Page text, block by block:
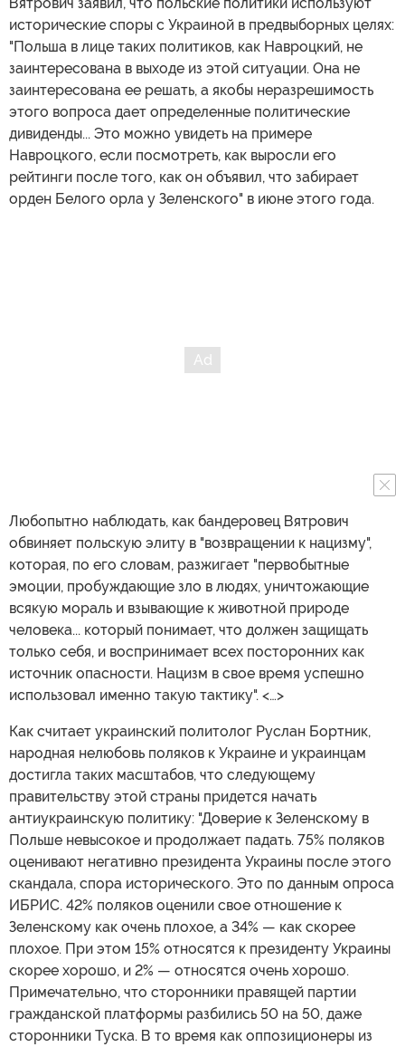
исторические споры с Украиной в предвыборных целях:
"Польша в лице таких политиков, как Навроцкий, не
заинтересована в выходе из этой ситуации. Она не
заинтересована ее решать, а якобы неразрешимость
этого вопроса дает определенные политические
дивиденды... Это можно увидеть на примере
Навроцкого, если посмотреть, как выросли его
рейтинги после того, как он объявил, что забирает
орден Белого орла у Зеленского" в июне этого года.
Любопытно наблюдать, как бандеровец Вятрович
обвиняет польскую элиту в "возвращении к нацизму",
которая, по его словам, разжигает "первобытные
эмоции, пробуждающие зло в людях, уничтожающие
всякую мораль и взывающие к животной природе
человека... который понимает, что должен защищать
только себя, и воспринимает всех посторонних как
источник опасности. Нацизм в свое время успешно
использовал именно такую тактику". <…>
Как считает украинский политолог Руслан Бортник,
народная нелюбовь поляков к Украине и украинцам
достигла таких масштабов, что следующему
правительству этой страны придется начать
антиукраинскую политику: "Доверие к Зеленскому в
Польше невысокое и продолжает падать. 75% поляков
оценивают негативно президента Украины после этого
скандала, спора исторического. Это по данным опроса
ИБРИС. 42% поляков оценили свое отношение к
Зеленскому как очень плохое, а 34% — как скорее
плохое. При этом 15% относятся к президенту Украины
скорее хорошо, и 2% — относятся очень хорошо.
Примечательно, что сторонники правящей партии
гражданской платформы разбились 50 на 50, даже
сторонники Туска. В то время как оппозиционеры из